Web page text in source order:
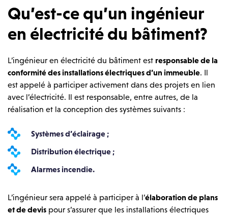
Qu’est-ce qu’un ingénieur
en électricité du bâtiment?
L’ingénieur en électricité du bâtiment est responsable de la
conformité des installations électriques d’un immeuble . Il
est appelé à participer activement dans des projets en lien
avec l’électricité. Il est responsable, entre autres, de la
réalisation et la conception des systèmes suivants :
Systèmes d’éclairage ;
Distribution électrique ;
Alarmes incendie.
L’ingénieur sera appelé à participer à l’élaboration de plans
et de devis pour s’assurer que les installations électriques